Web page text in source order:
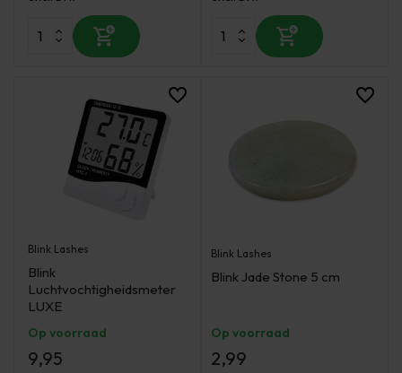
Blink Lashes
Blink
Luchtvochtigheidsmeter
LUXE
Op voorraad
9,95
Blink Lashes
Blink Jade Stone 5 cm
Op voorraad
2,99